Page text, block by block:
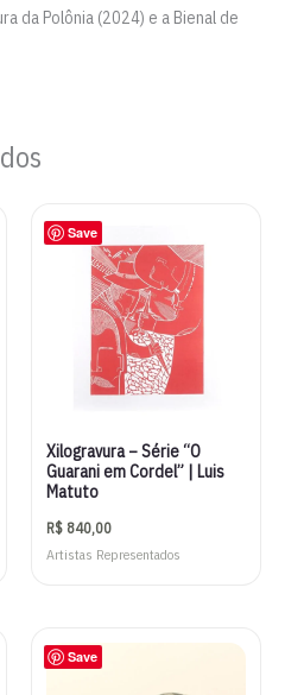
da Polônia (2024) e a Bienal de
Save
Xilogravura – Série “O
Guarani em Cordel” | Luis
Matuto
R$ 840,00
Artistas Representados
Save